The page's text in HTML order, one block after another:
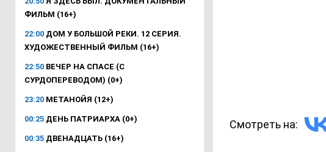
ФИЛЬМ (16+)
22:00 ДОМ У БОЛЬШОЙ РЕКИ. 12 СЕРИЯ.
ХУДОЖЕСТВЕННЫЙ ФИЛЬМ (16+)
22:50 ВЕЧЕР НА СПАСЕ (С
СУРДОПЕРЕВОДОМ) (0+)
23:20 МЕТАНОЙЯ (12+)
00:25 ДЕНЬ ПАТРИАРХА (0+)
00:35 ДВЕНАДЦАТЬ (16+)
Смотреть на: